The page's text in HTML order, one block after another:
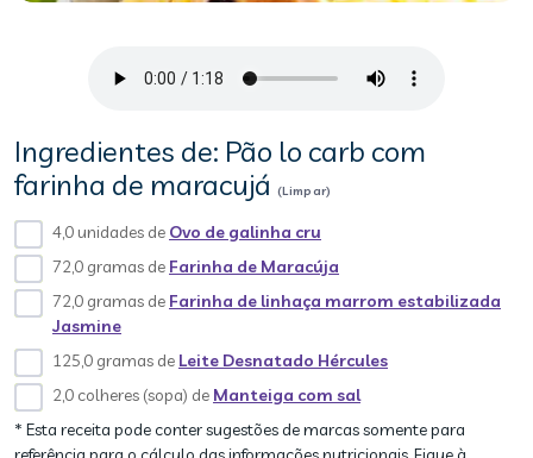
Ingredientes de: Pão lo carb com
farinha de maracujá (Limpar)
4,0 unidades de Ovo de galinha cru
72,0 gramas de Farinha de Maracúja
72,0 gramas de Farinha de linhaça marrom estabilizada
Jasmine
125,0 gramas de Leite Desnatado Hércules
2,0 colheres (sopa) de Manteiga com sal
* Esta receita pode conter sugestões de marcas somente para